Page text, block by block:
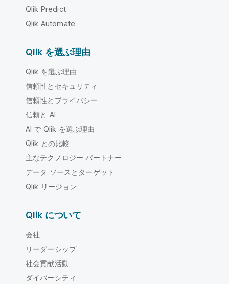
Qlik Predict
Qlik Automate
Qlik を選ぶ理由
Qlik を選ぶ理由
信頼性とセキュリティ
信頼性とプライバシー
信頼と AI
AI で Qlik を選ぶ理由
Qlik との比較
主なテクノロジー パートナー
データ ソースとターゲット
Qlik リージョン
Qlik について
会社
リーダーシップ
社会貢献活動
ダイバーシティ